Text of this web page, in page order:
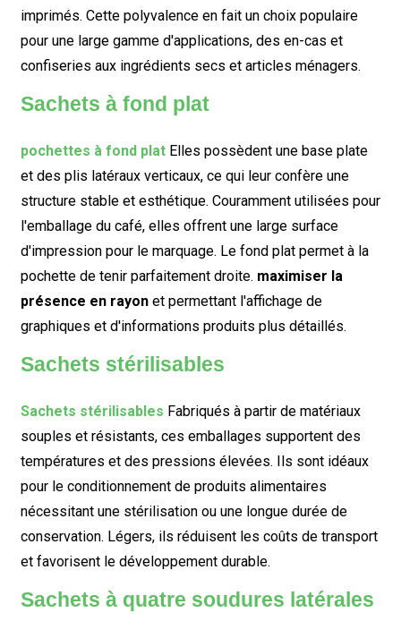
imprimés. Cette polyvalence en fait un choix populaire
pour une large gamme d'applications, des en-cas et
confiseries aux ingrédients secs et articles ménagers.
Sachets à fond plat
pochettes à fond platElles possèdent une base plate
et des plis latéraux verticaux, ce qui leur confère une
structure stable et esthétique. Couramment utilisées pour
l'emballage du café, elles offrent une large surface
d'impression pour le marquage. Le fond plat permet à la
pochette de tenir parfaitement droite. maximiser la
présence en rayonet permettant l'affichage de
graphiques et d'informations produits plus détaillés.
Sachets stérilisables
Sachets stérilisables Fabriqués à partir de matériaux
souples et résistants, ces emballages supportent des
températures et des pressions élevées. Ils sont idéaux
pour le conditionnement de produits alimentaires
nécessitant une stérilisation ou une longue durée de
conservation. Légers, ils réduisent les coûts de transport
et favorisent le développement durable.
Sachets à quatre soudures latérales